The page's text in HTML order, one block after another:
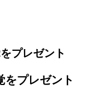
プレゼント
をプレゼント